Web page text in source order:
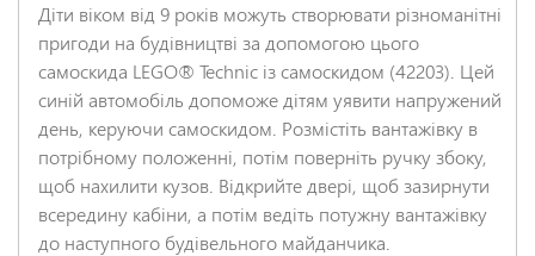
Діти віком від 9 років можуть створювати різноманітні
пригоди на будівництві за допомогою цього
самоскида LEGO® Technic із самоскидом (42203). Цей
синій автомобіль допоможе дітям уявити напружений
день, керуючи самоскидом. Розмістіть вантажівку в
потрібному положенні, потім поверніть ручку збоку,
щоб нахилити кузов. Відкрийте двері, щоб зазирнути
всередину кабіни, а потім ведіть потужну вантажівку
до наступного будівельного майданчика.
*
Заголовок відгуку
*
Відгук